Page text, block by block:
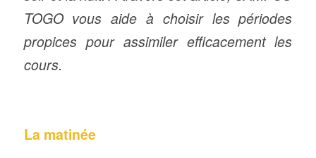
TOGO vous aide à choisir les périodes
propices pour assimiler efficacement les
cours.
La matinée